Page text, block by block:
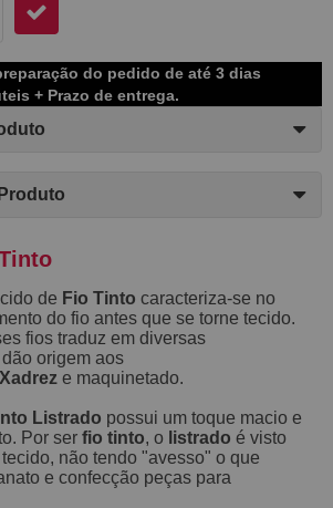
do pedido de até 3 dias
+ Prazo de entrega.
de Fio Tinto caracteriza-se no
do fio antes que se torne tecido.
fios traduz em diversas
origem aos
Xadrez e maquinetado.
Listrado possui um toque macio e
Por ser fio tinto, o listrado é visto
não tendo "avesso" o que
e confecção peças para